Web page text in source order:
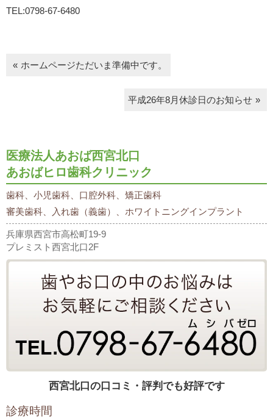
TEL:0798-67-6480
ホームページただいま準備中です。
平成26年8月休診日のお知らせ
医療法人あおば西宮北口
あおばヒロ歯科クリニック
歯科、小児歯科、口腔外科、矯正歯科
審美歯科、入れ歯（義歯）、ホワイトニングインプラント
兵庫県西宮市高松町19-9
プレミスト西宮北口2F
西宮北口の口コミ・評判でも好評です
診療時間